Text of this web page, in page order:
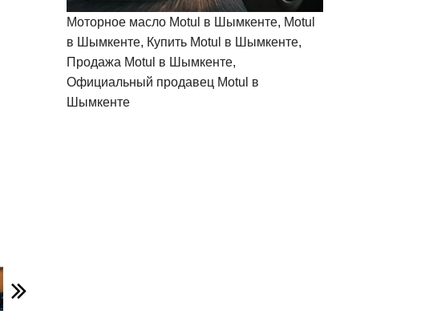
Моторное масло Motul в Шымкенте, Motul
в Шымкенте, Купить Motul в Шымкенте,
Продажа Motul в Шымкенте,
Официальный продавец Motul в
Шымкенте